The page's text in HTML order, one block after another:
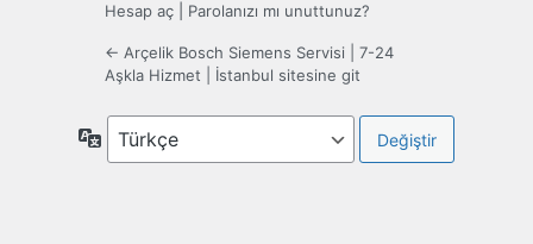
Hesap aç Parolanızı mı unuttunuz?
← Arçelik Bosch Siemens Servisi | 7-24
Aşkla Hizmet | İstanbul sitesine git
Dil